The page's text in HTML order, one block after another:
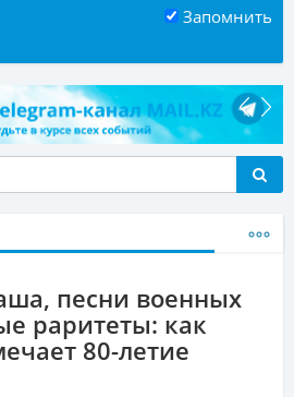
Запомнить
песни военных
раритеты: как
80-летие